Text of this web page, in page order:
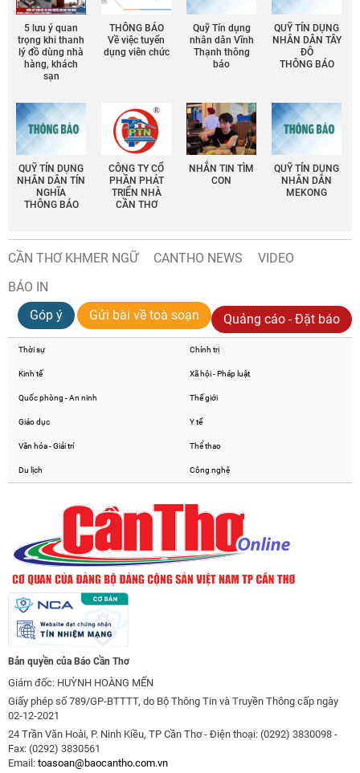
5 lưu ý quan
trọng khi thanh
lý đồ dùng nhà
hàng, khách
sạn
THÔNG BÁO
Về việc tuyển
dụng viên chức
Quỹ Tín dụng
nhân dân Vĩnh
Thạnh thông
báo
QUỸ TÍN DỤNG
NHÂN DÂN TÂY
ĐÔ
THÔNG BÁO
QUỸ TÍN DỤNG
NHÂN DÂN TÍN
NGHĨA
THÔNG BÁO
CÔNG TY CỔ
PHẦN PHÁT
TRIỂN NHÀ
CẦN THƠ
NHẮN TIN TÌM
CON
QUỸ TÍN DỤNG
NHÂN DÂN
MEKONG
CẦN THƠ KHMER NGỮ CANTHO NEWS
VIDEO
BÁO IN
Góp ý
Gửi bài về toà soạn Quảng cáo - Đặt báo
Thời sự Chính trị
Kinh tế Xã hội - Pháp luật
Quốc phòng - An ninh Thế giới
Giáo dục Y tế
Văn hóa - Giải trí Thể thao
Du lịch Công nghệ
Bản quyền của Báo Cần Thơ
Giám đốc: HUỲNH HOÀNG MẾN
Giấy phép số 789/GP-BTTTT, do Bộ Thông Tin và Truyền Thông cấp ngày
02-12-2021
24 Trần Văn Hoài, P. Ninh Kiều, TP Cần Thơ - Điện thoại: (0292) 3830098 -
Fax: (0292) 3830561
Email: toasoan@baocantho.com.vn